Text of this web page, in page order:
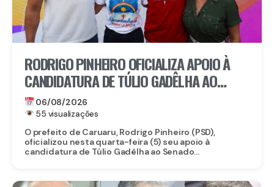
RODRIGO PINHEIRO OFICIALIZA APOIO À
CANDIDATURA DE TÚLIO GADÊLHA AO
SENADO
06/08/2026
55 visualizações
O prefeito de Caruaru, Rodrigo Pinheiro (PSD),
oficializou nesta quarta-feira (5) seu apoio à
candidatura de Túlio Gadêlha ao Senado...